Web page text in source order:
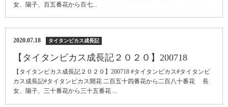
女、陽子、百五番花から百七...
2020.07.18 タイタンビカス成長記
【タイタンビカス成長記２０２０】200718
【タイタンビカス成長記２０２０】200718 #タイタンビカス#タイタンビ
カス成長記#タイタンビカス開花 二百五十四番花から二百八十番花 長
女、陽子、三十番花から三十五番花 ...